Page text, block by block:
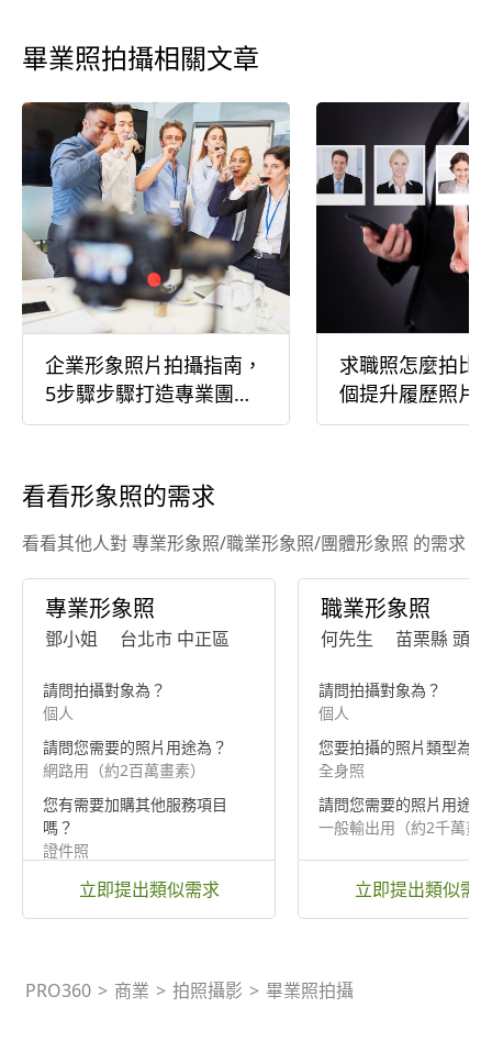
畢業照拍攝相關文章
企業形象照片拍攝指南，
5步驟步驟打造專業團隊
形象照
求職照怎麼拍比
個提升履歷照片
小技巧
看看形象照的需求
看看其他人對 專業形象照/職業形象照/團體形象照 的需求
專業形象照
鄧小姐 台北市 中正區
請問拍攝對象為？
個人
請問您需要的照片用途為？
網路用（約2百萬畫素）
您有需要加購其他服務項目
嗎？
證件照
立即提出類似需求
職業形象照
何先生 苗栗縣 頭
請問拍攝對象為？
個人
您要拍攝的照片類型為？
全身照
請問您需要的照片用途為
一般輸出用（約2千萬畫
立即提出類似需
PRO360 > 商業 > 拍照攝影 > 畢業照拍攝